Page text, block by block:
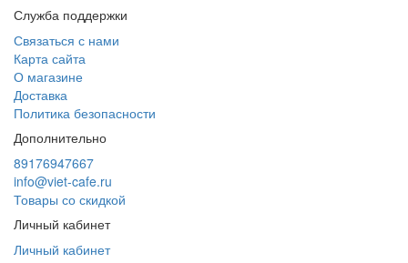
Служба поддержки
Связаться с нами
Карта сайта
О магазине
Доставка
Политика безопасности
Дополнительно
89176947667
info@viet-cafe.ru
Товары со скидкой
Личный кабинет
Личный кабинет